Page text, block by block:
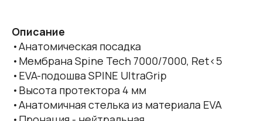
Описание
•Анатомическая посадка
•Мембрана Spine Tech 7000/7000, Ret<5
•EVA-подошва SPINE UltraGrip
•Высота протектора 4 мм
•Анатомичная стелька из материала EVA